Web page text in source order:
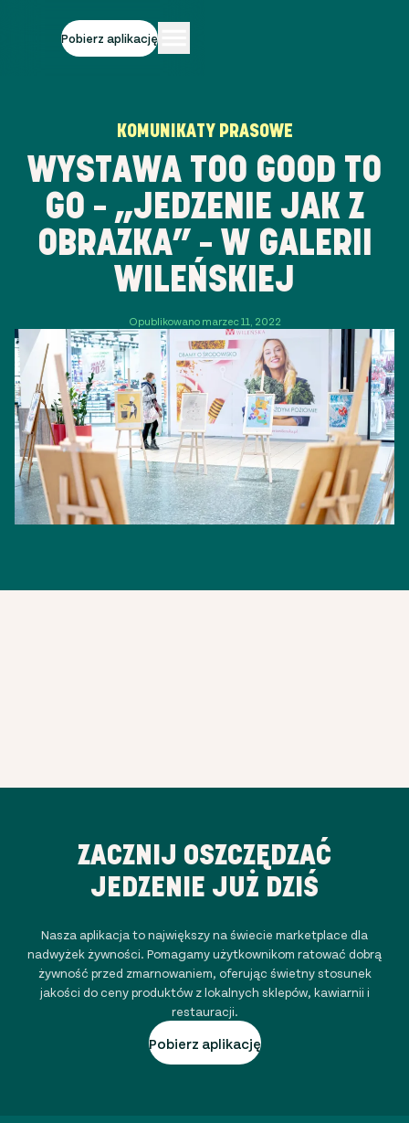
Pobierz aplikację
KOMUNIKATY PRASOWE
WYSTAWA TOO GOOD TO
GO – „JEDZENIE JAK Z
OBRAZKA” – W GALERII
WILEŃSKIEJ
Opublikowano marzec 11, 2022
ZACZNIJ OSZCZĘDZAĆ
JEDZENIE JUŻ DZIŚ
Nasza aplikacja to największy na świecie marketplace dla
nadwyżek żywności. Pomagamy użytkownikom ratować dobrą
żywność przed zmarnowaniem, oferując świetny stosunek
jakości do ceny produktów z lokalnych sklepów, kawiarnii i
restauracji.
Pobierz aplikację